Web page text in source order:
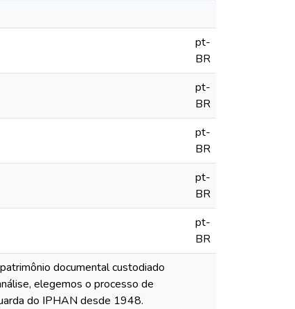
pt-
BR
pt-
BR
pt-
BR
pt-
BR
pt-
BR
documental custodiado
elegemos o processo de
do IPHAN desde 1948.